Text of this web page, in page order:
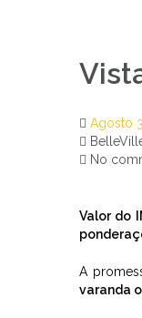
Agosto
No
Valor do
A
varanda